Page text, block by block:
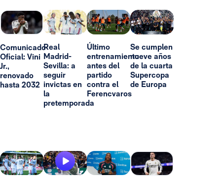
Comunicado
Oficial: Vini
Jr.,
renovado
hasta 2032
Real
Madrid-
Sevilla: a
seguir
invictas en
la
pretemporada
Último
entrenamiento
antes del
partido
contra el
Ferencvaros
Se cumplen
nueve años
de la cuarta
Supercopa
de Europa